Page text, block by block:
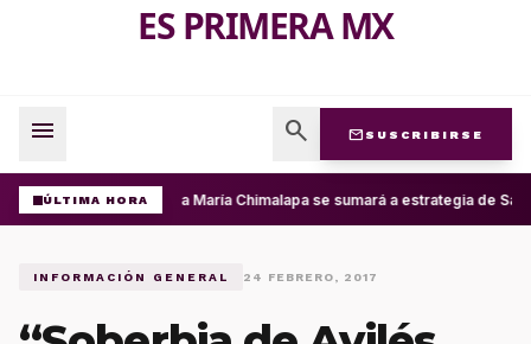
ES PRIMERA MX
menu search mail SUSCRIBIRSE
ÚLTIMA HORASanta María Chimalapa se sumará a estrategia de
INFORMACIÓN GENERAL 24 FEBRERO, 2017